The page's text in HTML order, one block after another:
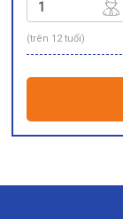
(trên 12 tuổi)